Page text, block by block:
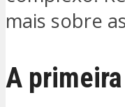
mais sobre
A